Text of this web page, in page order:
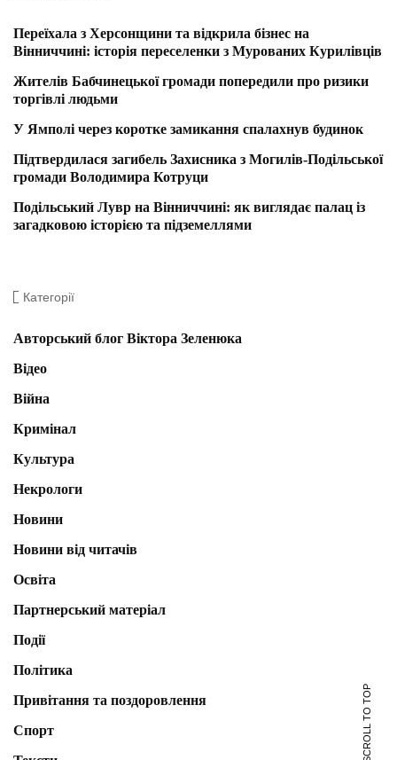
Переїхала з Херсонщини та відкрила бізнес на
Вінниччині: історія переселенки з Мурованих Курилівців
Жителів Бабчинецької громади попередили про ризики
торгівлі людьми
У Ямполі через коротке замикання спалахнув будинок
Підтвердилася загибель Захисника з Могилів-Подільської
громади Володимира Котруци
Подільський Лувр на Вінниччині: як виглядає палац із
загадковою історією та підземеллями
Категорії
Авторський блог Віктора Зеленюка
Відео
Війна
Кримінал
Культура
Некрологи
Новини
Новини від читачів
Освіта
Партнерський матеріал
Події
Політика
Привітання та поздоровлення
Спорт
SCROLL TO TOP